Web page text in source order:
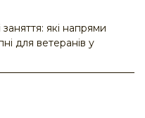
які напрями
для ветеранів у